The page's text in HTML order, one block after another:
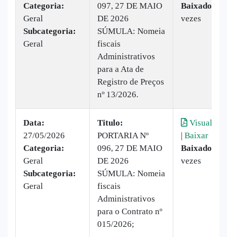
Categoria:
Geral
Subcategoria:
Geral
097, 27 DE MAIO
DE 2026
SÚMULA: Nomeia
fiscais
Administrativos
para a Ata de
Registro de Preços
nº 13/2026.
Baixado:
vezes
Data:
27/05/2026
Categoria:
Geral
Subcategoria:
Geral
Titulo:
PORTARIA Nº
096, 27 DE MAIO
DE 2026
SÚMULA: Nomeia
fiscais
Administrativos
para o Contrato nº
015/2026;
Visualizar
| Baixar
Baixado:
vezes